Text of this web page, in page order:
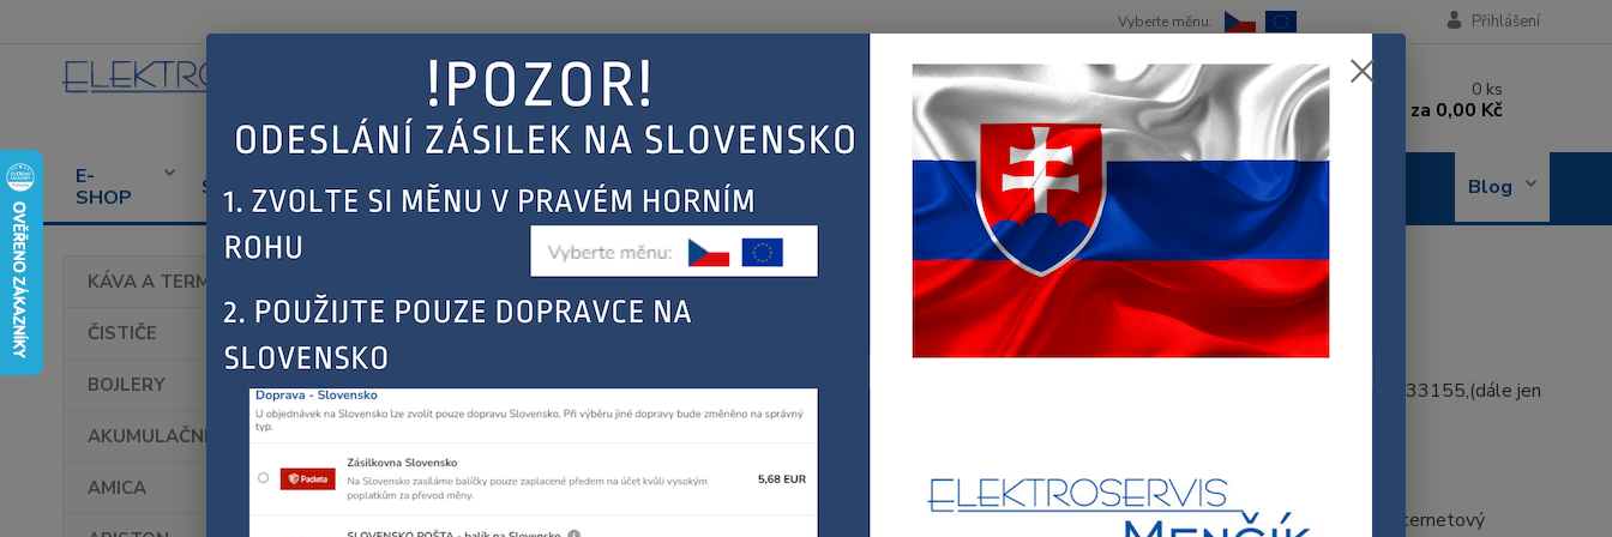
E-
SHOP
SERVIS
SERVISU
SPOTŘEBIČŮ
KONTAKT
OBJEDNÁNÍ
OPRAVY
Blog
Přihlášení
Nevíte si rady? Zavolejte.
+420 602 288 130
(Po-Pá, 8-15 hod.)
0 ks
za 0,00 Kč
KÁVA A TERMOHRNKY
ČISTIČE
BOJLERY
AKUMULAČNÍ KAMNA
AMICA
Práce s cookies
Provozovatel webové stránky Radek Menčík, se sídlem Proletářská 120, Liberec 463 12, identifikační číslo: 43233155,(dále jen
„prodávající“ nebo „správce“) pracuje na této webové stránce se soubory cookies.
Co jsou to cookies?
Cookies jsou krátké textové soubory, které webová stránka ukládá v návštěvníkově počítači, a které poskytuje internetový